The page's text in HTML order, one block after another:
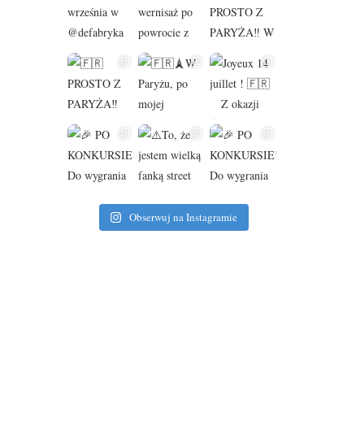
Obserwuj na Instagramie